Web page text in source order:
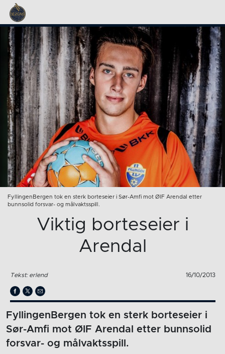
FyllingenBergen tok en sterk borteseier i Sør-Amfi mot ØIF Arendal etter
bunnsolid forsvar- og målvaktsspill.
Viktig borteseier i
Arendal
Tekst: erlend 16/10/2013
FyllingenBergen tok en sterk borteseier i
Sør-Amfi mot ØIF Arendal etter bunnsolid
forsvar- og målvaktsspill.